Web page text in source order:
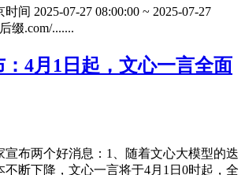
间 2025-07-27 08:00:00 ~ 2025-07-27
缀.com/.......
4月1日起，文心一言全面
宣布两个好消息：1、随着文心大模型的迭
不断下降，文心一言将于4月1日0时起，全